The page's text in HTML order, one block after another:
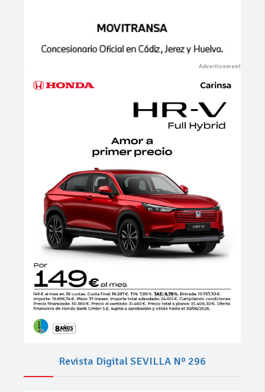
Revista Digital SEVILLA Nº 296